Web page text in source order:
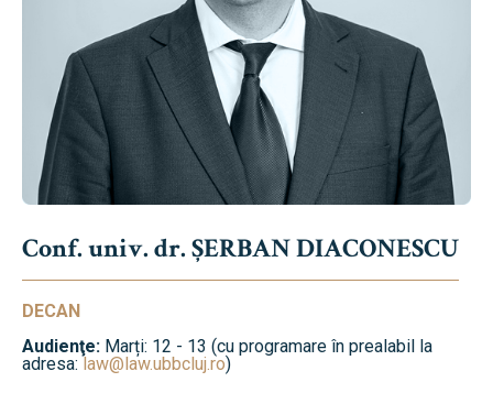
Conf. univ. dr. ȘERBAN DIACONESCU
DECAN
Audienţe: Marți: 12 - 13 (cu programare în prealabil la
adresa:law@law.ubbcluj.ro)